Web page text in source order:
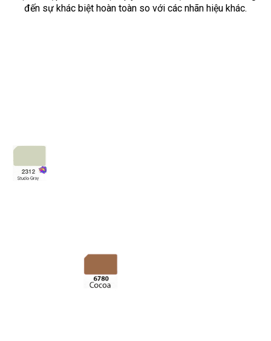
đến sự khác biệt hoàn toàn so với các nhãn hiệu khác.